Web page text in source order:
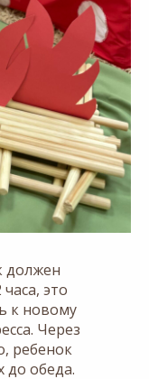
должен
это
к новому
Через
ребенок
до обеда.